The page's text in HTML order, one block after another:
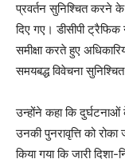
प्रवर्तन सुनिश्चित करने
दिए गए। डीसीपी
समीक्षा करते हुए
समयबद्ध विवेचना
उन्होंने कहा कि
उनकी पुनरावृत्ति को
किया गया कि जारी